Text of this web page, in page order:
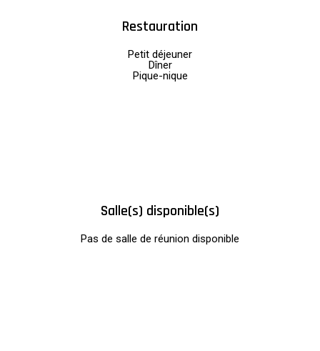
Restauration
Petit déjeuner
Dîner
Pique-nique
Salle(s) disponible(s)
Pas de salle de réunion disponible